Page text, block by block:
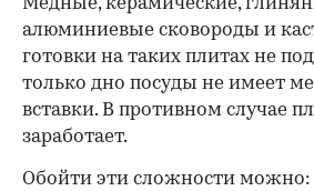
алюминиевые сковороды и
готовки на таких плитах не
только дно посуды не имеет
вставки. В противном случае
заработает.
Обойти эти сложности можно: